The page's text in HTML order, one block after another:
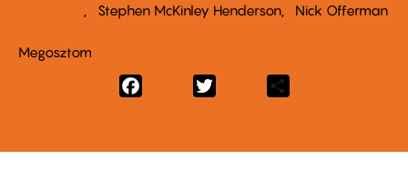
Stephen McKinley Henderson
Nick Offerman
Megosztom
Facebook